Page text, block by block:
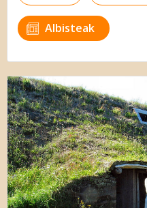
Albisteak